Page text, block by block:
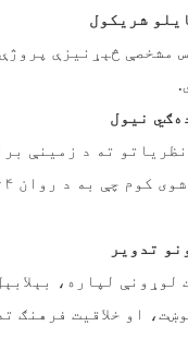
شریکول
مشخصې څېړنیزې
نیول
ته د زمینې
تدویر
لپاره،
او خلاقیت فرهنګ